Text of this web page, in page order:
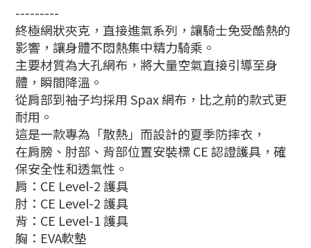
---------
終極網狀夾克，直接進氣系列，讓騎士免受酷熱的
影響，讓身體不悶熱集中精力騎乘。
主要材質為大孔網布，將大量空氣直接引導至身
體，瞬間降溫。
從肩部到袖子均採用 Spax 網布，比之前的款式更
耐用。
這是一款專為「散熱」而設計的夏季防摔衣，
在肩膀、肘部、背部位置安裝標 CE 認證護具，確
保安全性和透氣性。
肩： CE Level-2 護具
肘： CE Level-2 護具
背：CE Level-1 護具
胸：EVA軟墊